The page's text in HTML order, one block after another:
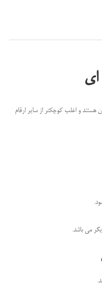
ای
هستند و اغلب کوچکتر از سایر ارقام
می باشد.